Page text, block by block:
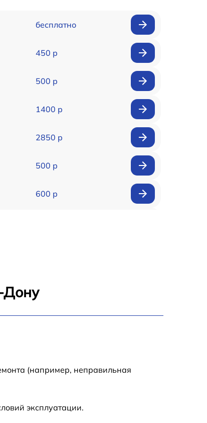
бесплатно
450 р
500 р
1400 р
2850 р
500 р
600 р
Дону
(например, неправильная
эксплуатации.